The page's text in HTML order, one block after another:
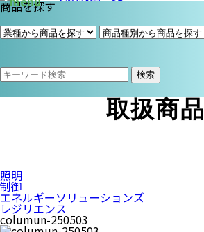
商品を探す
検索
取扱商品
照明
制御
エネルギーソリューションズ
レジリエンス
columun-250503